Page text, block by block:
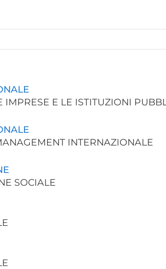
E LE ISTITUZIONI
INTERNAZIONALE
SOCIALE